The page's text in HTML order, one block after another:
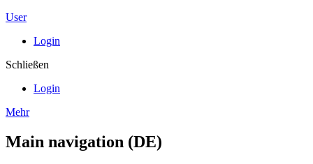
User
Login
Schließen
Login
Mehr
Main navigation (DE)